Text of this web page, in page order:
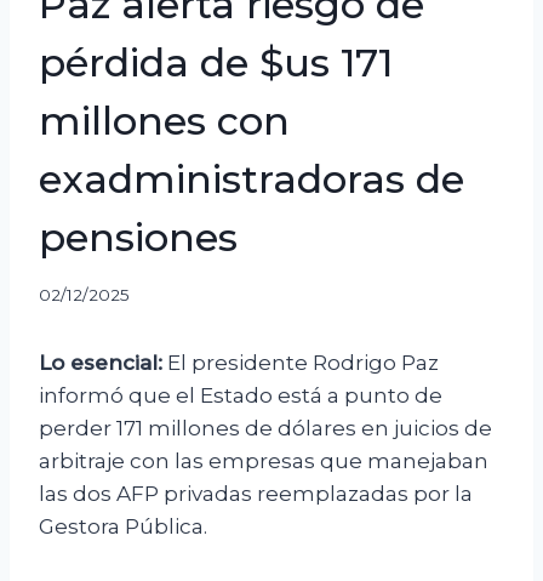
pérdida de $us 171
millones con
exadministradoras de
pensiones
02/12/2025
Lo esencial: El presidente Rodrigo Paz
informó que el Estado está a punto de
perder 171 millones de dólares en juicios de
arbitraje con las empresas que manejaban
las dos AFP privadas reemplazadas por la
Gestora Pública.